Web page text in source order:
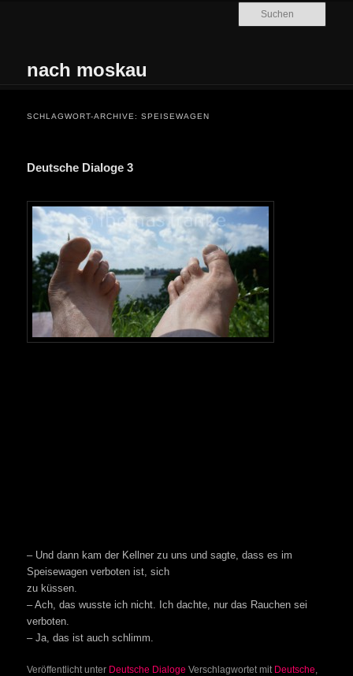
nach moskau
SCHLAGWORT-ARCHIVE:SPEISEWAGEN
Deutsche Dialoge 3
– Und dann kam der Kellner zu uns und sagte, dass es im
Speisewagen verboten ist, sich
zu küssen.
– Ach, das wusste ich nicht. Ich dachte, nur das Rauchen sei
verboten.
– Ja, das ist auch schlimm.
Veröffentlicht unter Deutsche Dialoge Verschlagwortet mit Deutsche,